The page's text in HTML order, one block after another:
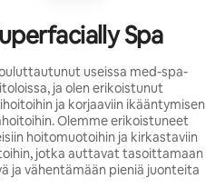
Spa
useissa med-spa-
ja olen erikoistunut
ja korjaaviin ikääntymisen
Olemme erikoistuneet
hoitomuotoihin ja kirkastaviin
jotka auttavat tasoittamaan
ja vähentämään pieniä juonteita